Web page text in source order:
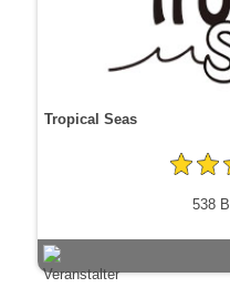
Tropical Seas
538